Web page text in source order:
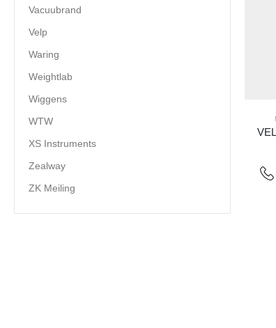
Vacuubrand
Velp
Waring
Weightlab
Wiggens
WTW
XS Instruments
Zealway
ZK Meiling